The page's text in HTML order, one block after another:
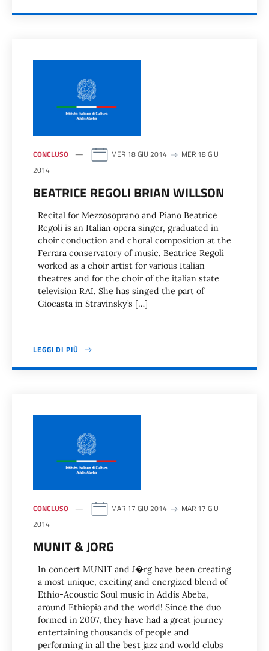
CONCLUSO MER 18 GIU 2014
MER 18 GIU
2014
BEATRICE REGOLI BRIAN WILLSON
Recital for Mezzosoprano and Piano Beatrice
Regoli is an Italian opera singer, graduated in
choir conduction and choral composition at the
Ferrara conservatory of music. Beatrice Regoli
worked as a choir artist for various Italian
theatres and for the choir of the italian state
television RAI. She has singed the part of
Giocasta in Stravinsky’s […]
LEGGI DI PIÙ
CONCLUSO MAR 17 GIU 2014
MAR 17 GIU
2014
MUNIT & JORG
In concert MUNIT and J�rg have been creating
a most unique, exciting and energized blend of
Ethio-Acoustic Soul music in Addis Abeba,
around Ethiopia and the world! Since the duo
formed in 2007, they have had a great journey
entertaining thousands of people and
performing in all the best jazz and world clubs